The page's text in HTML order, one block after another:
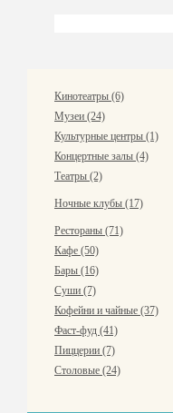
Кинотеатры (6)
Музеи (24)
Культурные центры (1)
Концертные залы (4)
Театры (2)
Ночные клубы (17)
Рестораны (71)
Кафе (50)
Бары (16)
Суши (7)
Кофейни и чайные (37)
Фаст-фуд (41)
Пиццерии (7)
Столовые (24)